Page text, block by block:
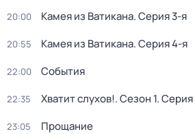
20:00 Камея из Ватикана. Серия 3-я
20:55 Камея из Ватикана. Серия 4-я
22:00 События
22:35 Хватит слухов!. Сезон 1. Серия
23:05 Прощание